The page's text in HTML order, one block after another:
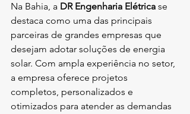
Na Bahia, a DR Engenharia Elétrica se
destaca como uma das principais
parceiras de grandes empresas que
desejam adotar soluções de energia
solar. Com ampla experiência no setor,
a empresa oferece projetos
completos, personalizados e
otimizados para atender as demandas